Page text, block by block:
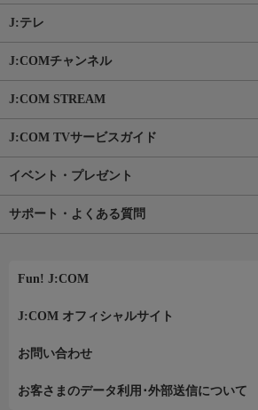
J:テレ
J:COMチャンネル
J:COM STREAM
J:COM TVサービスガイド
イベント・プレゼント
サポート・よくある質問
Fun! J:COM
J:COM オフィシャルサイト
お問い合わせ
お客さまのデータ利用･外部送信について